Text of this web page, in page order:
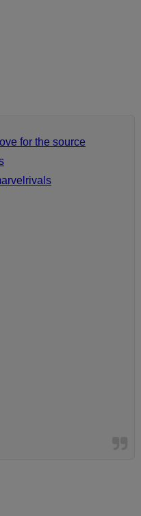
for the source